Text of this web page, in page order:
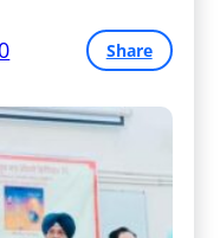
0 Share